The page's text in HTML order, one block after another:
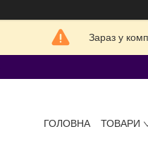
Зараз у
ГОЛОВНА ТОВАРИ